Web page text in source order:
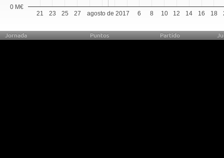
agosto de 2017
21 23 25 27 6 8 10 12 14 16 18
0 M€
Jornada Puntos Partido